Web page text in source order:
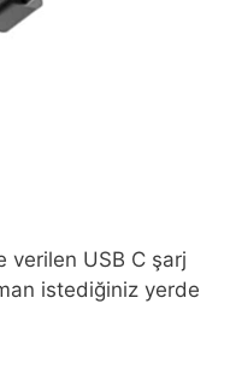
verilen USB C şarj
istediğiniz yerde